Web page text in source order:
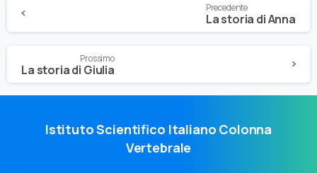
Precedente
La storia di Anna
Prossimo
La storia di Giulia
Istituto Scientifico Italiano Colonna
Vertebrale